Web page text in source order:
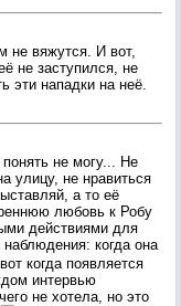
не вяжутся. И вот,
не заступился, не
эти нападки на неё.
не могу... Не
улицу, не нравиться
а то её
любовь к Робу
действиями для
когда она
когда появляется
интервью
не хотела, но это